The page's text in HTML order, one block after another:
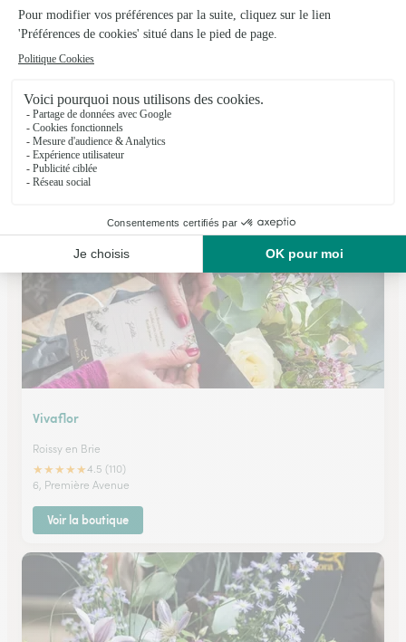
Amaryllis – le Temps des Fleurs
Ozoir la Ferriere
★★★ ★★4.5 (153)
Voir la boutique
Vivaflor
Roissy en Brie
★★★★★4.5 (110)
6, Première Avenue
Voir la boutique